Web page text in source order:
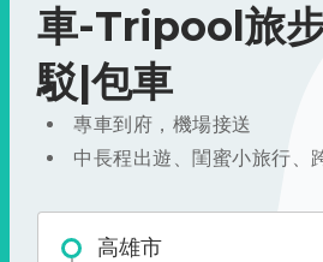
車-Tripool旅
駁|包車
專車到府，機場接送
中長程出遊、閨蜜小旅行、
高雄市